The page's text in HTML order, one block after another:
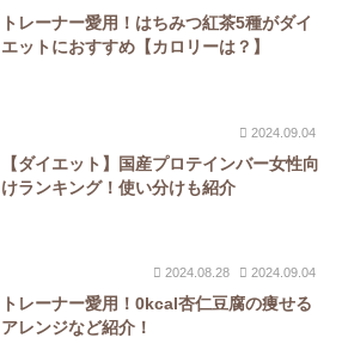
トレーナー愛用！はちみつ紅茶5種がダイ
エットにおすすめ【カロリーは？】
2024.09.04
【ダイエット】国産プロテインバー女性向
けランキング！使い分けも紹介
2024.08.28 2024.09.04
トレーナー愛用！0kcal杏仁豆腐の痩せる
アレンジなど紹介！